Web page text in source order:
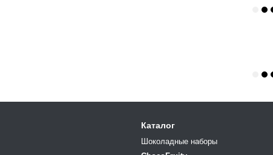
Каталог
Шоколадные наборы